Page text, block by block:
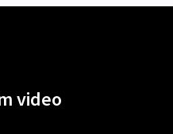
video